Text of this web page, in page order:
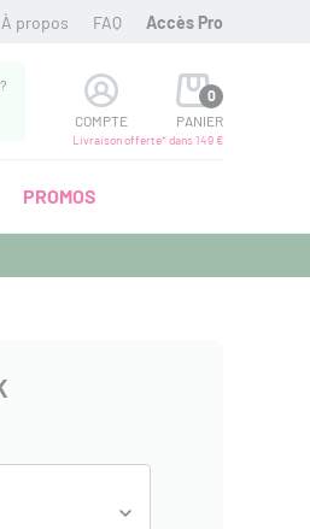
À propos FAQ Accès Pro
COMPTE
0
PANIER
Livraison offerte* dans 149 €
PROMOS